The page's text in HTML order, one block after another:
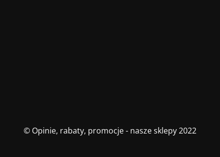
© Opinie, rabaty, promocje - nasze sklepy 2022